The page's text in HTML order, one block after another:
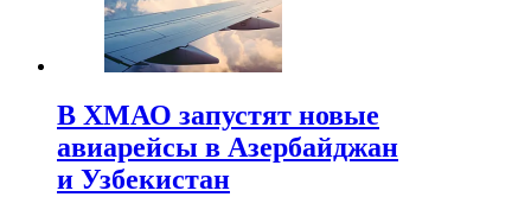
В ХМАО запустят новые
авиарейсы в Азербайджан
и Узбекистан